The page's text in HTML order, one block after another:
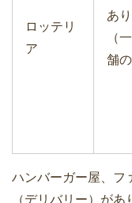
ロッテリ
ア
あり
（
舗の
ハンバーガー屋、フ
（デリバリー）が